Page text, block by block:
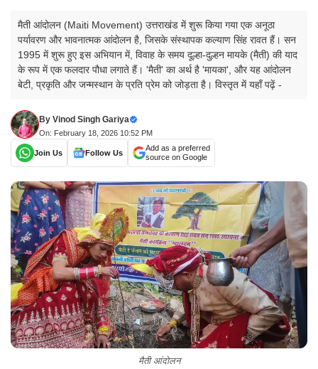
मैती आंदोलन (Maiti Movement) उत्तराखंड में शुरू किया गया एक अनूठा
पर्यावरण और भावनात्मक आंदोलन है, जिसके संस्थापक कल्याण सिंह रावत हैं। सन
1995 में शुरू हुए इस अभियान में, विवाह के समय दूल्हा-दुल्हन मायके (मैती) की याद
के रूप में एक फलदार पौधा लगाते हैं। 'मैती' का अर्थ है 'मायका', और यह आंदोलन
बेटी, प्रकृति और जन्मस्थान के प्रति प्रेम को जोड़ता है। विस्तृत में यहाँ पढ़ें -
By Vinod Singh Gariya
On: February 18, 2026 10:52 PM
Join Us Follow Us
Add as a preferred
source on Google
मैती आंदोलन